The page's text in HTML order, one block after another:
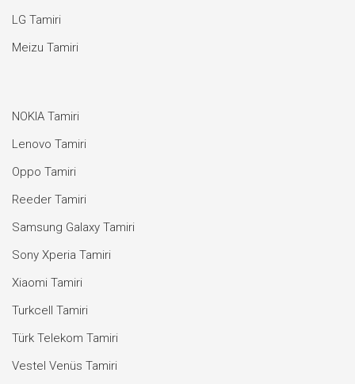
LG Tamiri
Meizu Tamiri
NOKIA Tamiri
Lenovo Tamiri
Oppo Tamiri
Reeder Tamiri
Samsung Galaxy Tamiri
Sony Xperia Tamiri
Xiaomi Tamiri
Turkcell Tamiri
Türk Telekom Tamiri
Vestel Venüs Tamiri